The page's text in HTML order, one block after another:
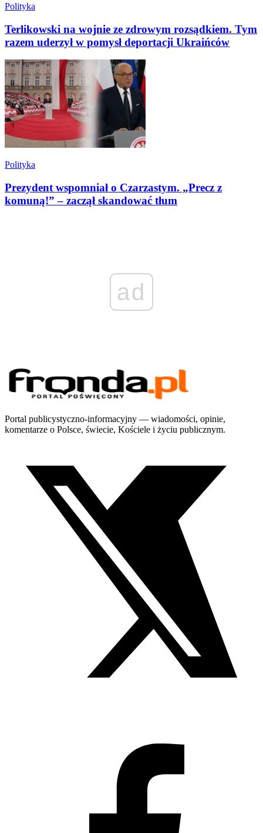
Polityka
Terlikowski na wojnie ze zdrowym rozsądkiem. Tym
razem uderzył w pomysł deportacji Ukraińców
Polityka
Prezydent wspomniał o Czarzastym. „Precz z
komuną!” – zaczął skandować tłum
ad
Portal publicystyczno-informacyjny — wiadomości, opinie,
komentarze o Polsce, świecie, Kościele i życiu publicznym.